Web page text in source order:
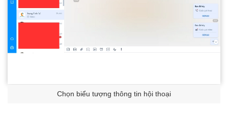
Chọn biểu tượng thông tin hội thoại